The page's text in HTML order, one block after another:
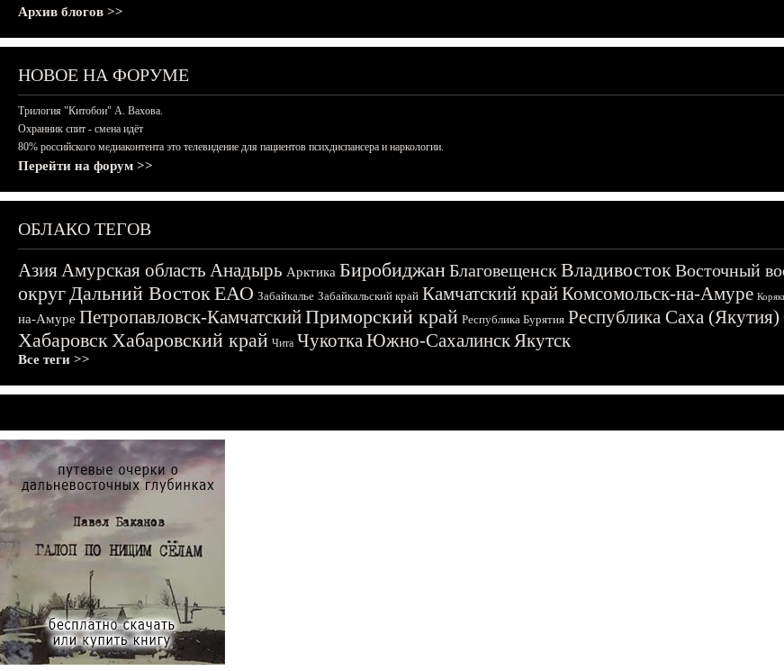
Архив блогов >>
НОВОЕ НА ФОРУМЕ
Трилогия "Китобои" А. Вахова.
Охранник спит - смена идёт
80% российского медиаконтента это телевидение для пациентов психдиспансера и наркологии.
Перейти на форум >>
ОБЛАКО ТЕГОВ
АзияАмурская область Анадырь Арктика БиробиджанБлаговещенскВладивостокВосточный
округДальний ВостокЕАО Забайкалье Забайкальский край Камчатский крайКомсомольск-на-Амуре
на-Амуре Петропавловск-КамчатскийПриморский край Республика Бурятия Республика Саха (Якутия)
ХабаровскХабаровский край Чита ЧукоткаЮжно-СахалинскЯкутск
Все теги >>